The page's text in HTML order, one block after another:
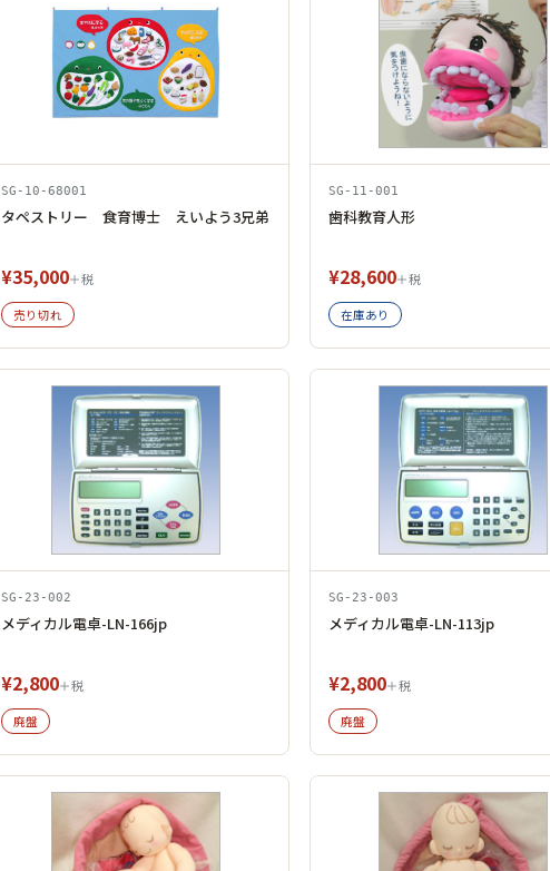
SG-10-68001
タペストリー 食育博士 えいよう3兄弟
¥35,000＋税
売り切れ
SG-11-001
歯科教育人形
¥28,600＋税
在庫あり
SG-23-002
メディカル電卓-LN-166jp
¥2,800＋税
廃盤
SG-23-003
メディカル電卓-LN-113jp
¥2,800＋税
廃盤